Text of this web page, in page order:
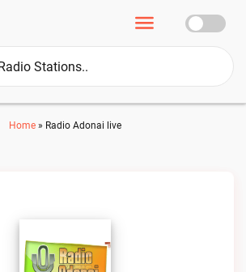
Home» Radio Adonai live